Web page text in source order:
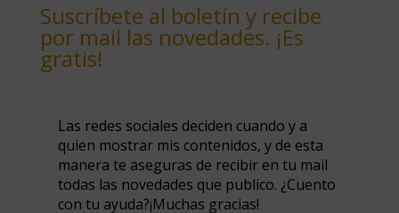
Suscríbete al boletín y recibe
por mail las novedades. ¡Es
gratis!
Las redes sociales deciden cuando y a
quien mostrar mis contenidos, y de esta
manera te aseguras de recibir en tu mail
todas las novedades que publico. ¿Cuento
con tu ayuda?¡Muchas gracias!